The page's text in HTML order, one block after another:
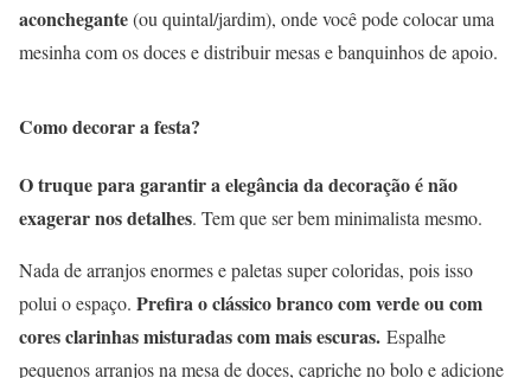
aconchegante(ou quintal/jardim), onde você pode colocar uma
mesinha com os doces e distribuir mesas e banquinhos de apoio.
Como decorar a festa?
O truque para garantir a elegância da decoração é não
exagerar nos detalhes. Tem que ser bem minimalista mesmo.
Nada de arranjos enormes e paletas super coloridas, pois isso
polui o espaço. Prefira o clássico branco com verde ou com
cores clarinhas misturadas com mais escuras. Espalhe
pequenos arranjos na mesa de doces, capriche no bolo e adicione